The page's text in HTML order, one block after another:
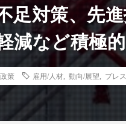
足対策、先
減など積極
政策 雇用/人材 動向/展望 プレ